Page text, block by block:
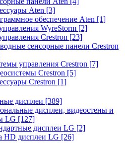
Aten [3]
обеспечение Aten [1]
WyreStorm [2]
Crestron [23]
сенсорные панели Crestron
управления Crestron [7]
Crestron [5]
Crestron [1]
дисплеи [389]
дисплеи, видеостены и
LG [127]
дисплеи LG [2]
HD дисплеи LG [26]